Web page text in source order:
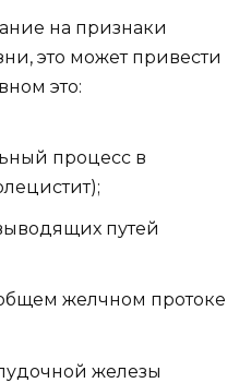
на признаки
это может привести
это:
процесс в
путей
желчном протоке
железы